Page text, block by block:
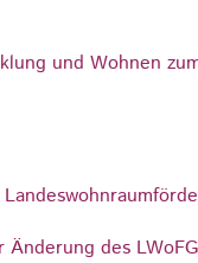
und Wohnen
des